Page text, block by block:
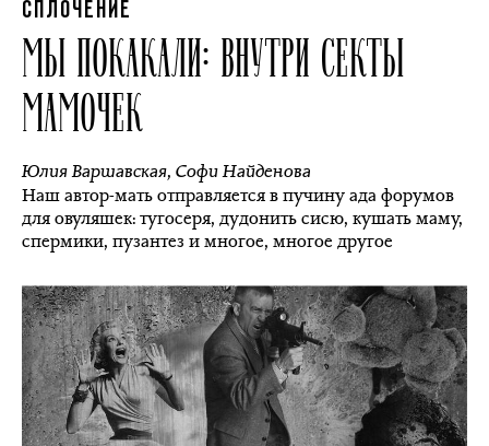
СПЛОЧЕНИЕ
МЫ ПОКАКАЛИ: ВНУТРИ СЕКТЫ
МАМОЧЕК
Юлия Варшавская, Софи Найденова
Наш автор-мать отправляется в пучину ада форумов
для овуляшек: тугосеря, дудонить сисю, кушать маму,
спермики, пузантез и многое, многое другое